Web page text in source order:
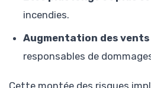
incendies.
Augmentation des
responsables de